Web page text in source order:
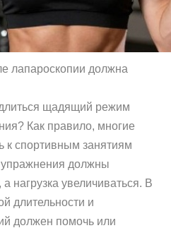
лапароскопии должна
щадящий режим
Как правило, многие
к спортивным занятиям
упражнения должны
нагрузка увеличиваться. В
длительности и
должен помочь или